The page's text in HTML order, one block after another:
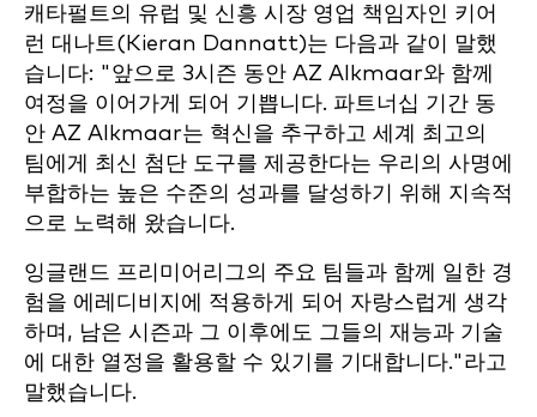
캐타펄트의 유럽 및 신흥 시장 영업 책임자인 키어
런 대나트(Kieran Dannatt)는 다음과 같이 말했
습니다: "앞으로 3시즌 동안 AZ Alkmaar와 함께
여정을 이어가게 되어 기쁩니다. 파트너십 기간 동
안 AZ Alkmaar는 혁신을 추구하고 세계 최고의
팀에게 최신 첨단 도구를 제공한다는 우리의 사명에
부합하는 높은 수준의 성과를 달성하기 위해 지속적
으로 노력해 왔습니다.
잉글랜드 프리미어리그의 주요 팀들과 함께 일한 경
험을 에레디비지에 적용하게 되어 자랑스럽게 생각
하며, 남은 시즌과 그 이후에도 그들의 재능과 기술
에 대한 열정을 활용할 수 있기를 기대합니다."라고
말했습니다.